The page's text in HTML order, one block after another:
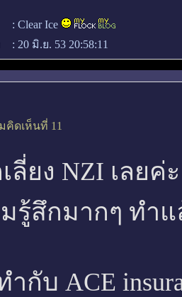
: Clear Ice
: 20 มิ.ย. 53 20:58:11
คิดเห็นที่ 11
ลี่ยง NZI เลยค่
รู้สึกมากๆ ทำแ
ำกับ ACE